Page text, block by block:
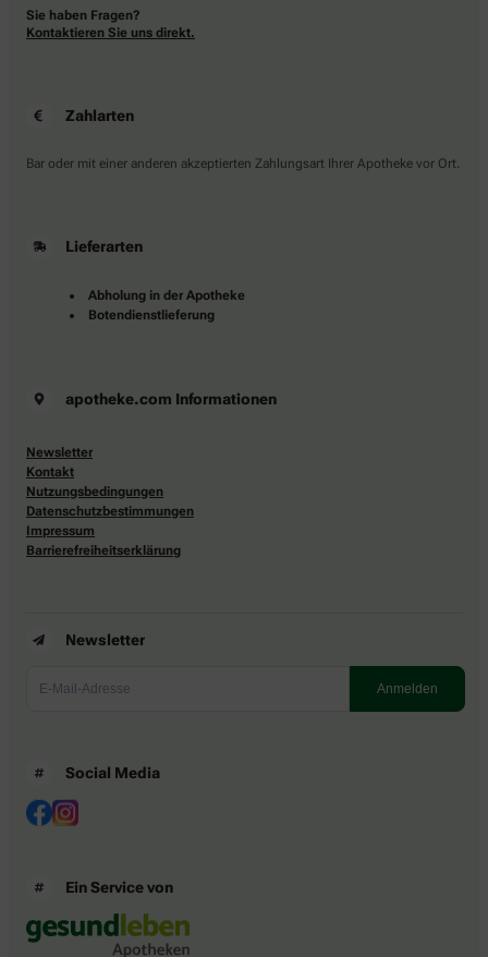
Sie haben Fragen?
Kontaktieren Sie uns direkt.
Zahlarten
Bar oder mit einer anderen akzeptierten Zahlungsart Ihrer Apotheke vor Ort.
Lieferarten
Abholung in der Apotheke
Botendienstlieferung
apotheke.com Informationen
Newsletter
Kontakt
Nutzungsbedingungen
Datenschutzbestimmungen
Impressum
Barrierefreiheitserklärung
Newsletter
Social Media
Ein Service von